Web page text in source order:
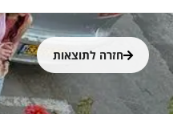
חזרה לתוצאות